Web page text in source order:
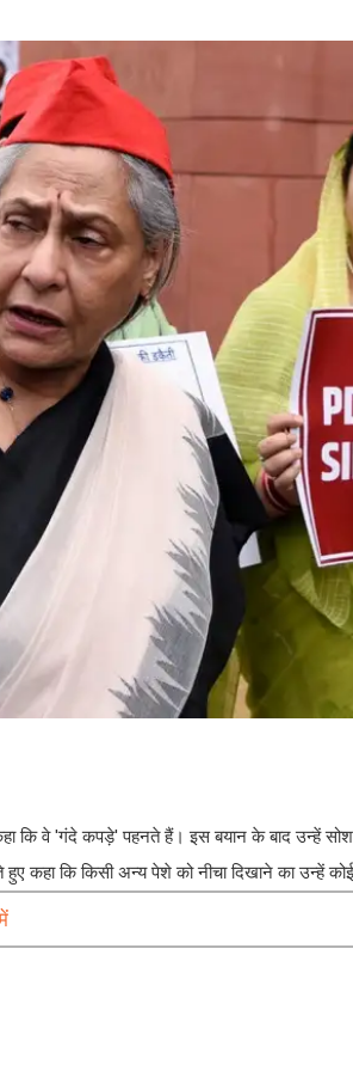
कि वे 'गंदे कपड़े' पहनते हैं। इस बयान के बाद उन्हें
हुए कहा कि किसी अन्य पेशे को नीचा दिखाने का उन्हें